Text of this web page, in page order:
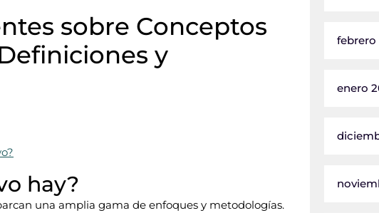
sobre Conceptos
y
hay?
una amplia gama de enfoques y metodologías.
febrero
enero